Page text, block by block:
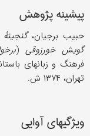
پیشینه پژوهش
حبیب برجیان،
گویش خورزوقی(
فرهنگ و زبانهای
تهران، ۱۳۷۴ ش.
ویژگیهای آوایی